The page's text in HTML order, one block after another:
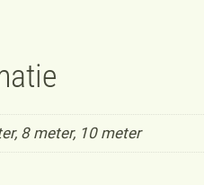
8 meter, 10 meter